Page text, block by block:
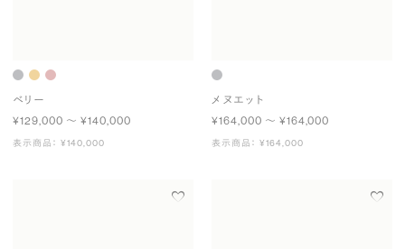
ベリー
¥129,000 〜 ¥140,000
表示商品： ¥140,000
メヌエット
¥164,000 〜 ¥164,000
表示商品： ¥164,000